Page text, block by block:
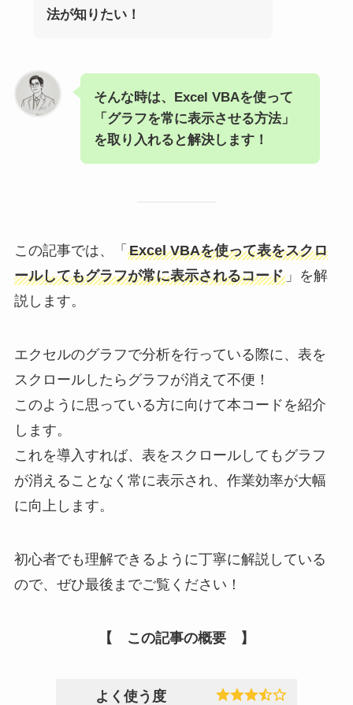
法が知りたい！
そんな時は、Excel VBAを使って
「グラフを常に表示させる方法」
を取り入れると解決します！
この記事では、「 Excel VBAを使って表をスクロ
ールしてもグラフが常に表示されるコード」を解
説します。
エクセルのグラフで分析を行っている際に、表を
スクロールしたらグラフが消えて不便！
このように思っている方に向けて本コードを紹介
します。
これを導入すれば、表をスクロールしてもグラフ
が消えることなく常に表示され、作業効率が大幅
に向上します。
初心者でも理解できるように丁寧に解説している
ので、ぜひ最後までご覧ください！
【 この記事の概要 】
よく使う度